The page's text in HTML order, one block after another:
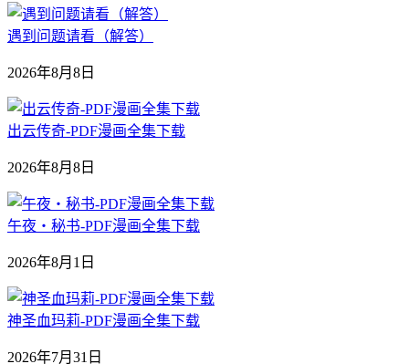
遇到问题请看（解答）
2026年8月8日
出云传奇-PDF漫画全集下载
2026年8月8日
午夜‧秘书-PDF漫画全集下载
2026年8月1日
神圣血玛莉-PDF漫画全集下载
2026年7月31日